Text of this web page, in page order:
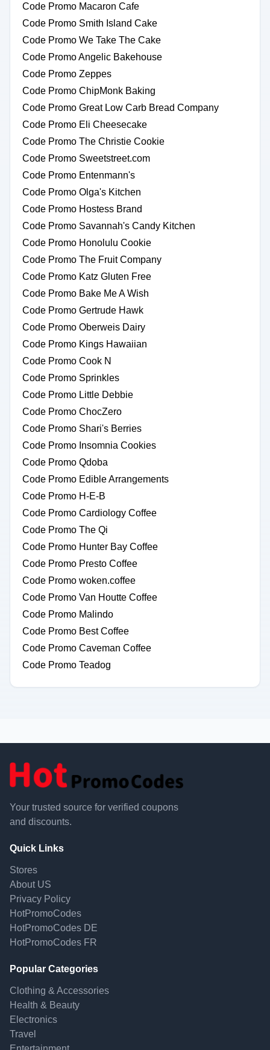
Code Promo Macaron Cafe
Code Promo Smith Island Cake
Code Promo We Take The Cake
Code Promo Angelic Bakehouse
Code Promo Zeppes
Code Promo ChipMonk Baking
Code Promo Great Low Carb Bread Company
Code Promo Eli Cheesecake
Code Promo The Christie Cookie
Code Promo Sweetstreet.com
Code Promo Entenmann's
Code Promo Olga's Kitchen
Code Promo Hostess Brand
Code Promo Savannah's Candy Kitchen
Code Promo Honolulu Cookie
Code Promo The Fruit Company
Code Promo Katz Gluten Free
Code Promo Bake Me A Wish
Code Promo Gertrude Hawk
Code Promo Oberweis Dairy
Code Promo Kings Hawaiian
Code Promo Cook N
Code Promo Sprinkles
Code Promo Little Debbie
Code Promo ChocZero
Code Promo Shari's Berries
Code Promo Insomnia Cookies
Code Promo Qdoba
Code Promo Edible Arrangements
Code Promo H-E-B
Code Promo Cardiology Coffee
Code Promo The Qi
Code Promo Hunter Bay Coffee
Code Promo Presto Coffee
Code Promo woken.coffee
Code Promo Van Houtte Coffee
Code Promo Malindo
Code Promo Best Coffee
Code Promo Caveman Coffee
Code Promo Teadog
Your trusted source for verified coupons
and discounts.
Quick Links
Stores
About US
Privacy Policy
HotPromoCodes
HotPromoCodes DE
HotPromoCodes FR
Popular Categories
Clothing & Accessories
Health & Beauty
Electronics
Travel